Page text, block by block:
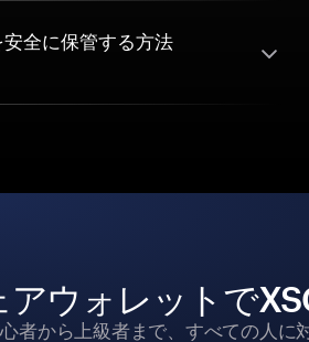
全に保管する方法
ウォレットで
者から上級者まで、すべての人に